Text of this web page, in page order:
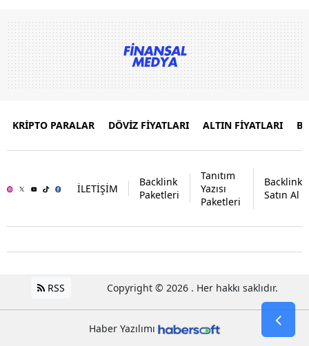
KRİPTO PARALAR DÖVİZ FİYATLARI ALTIN FİYATLARI
İLETİŞİM
Backlink
Paketleri
Tanıtım
Yazısı
Paketleri
Backlink
Satın Al
RSS Copyright © 2026 . Her hakkı saklıdır.
Haber Yazılımı